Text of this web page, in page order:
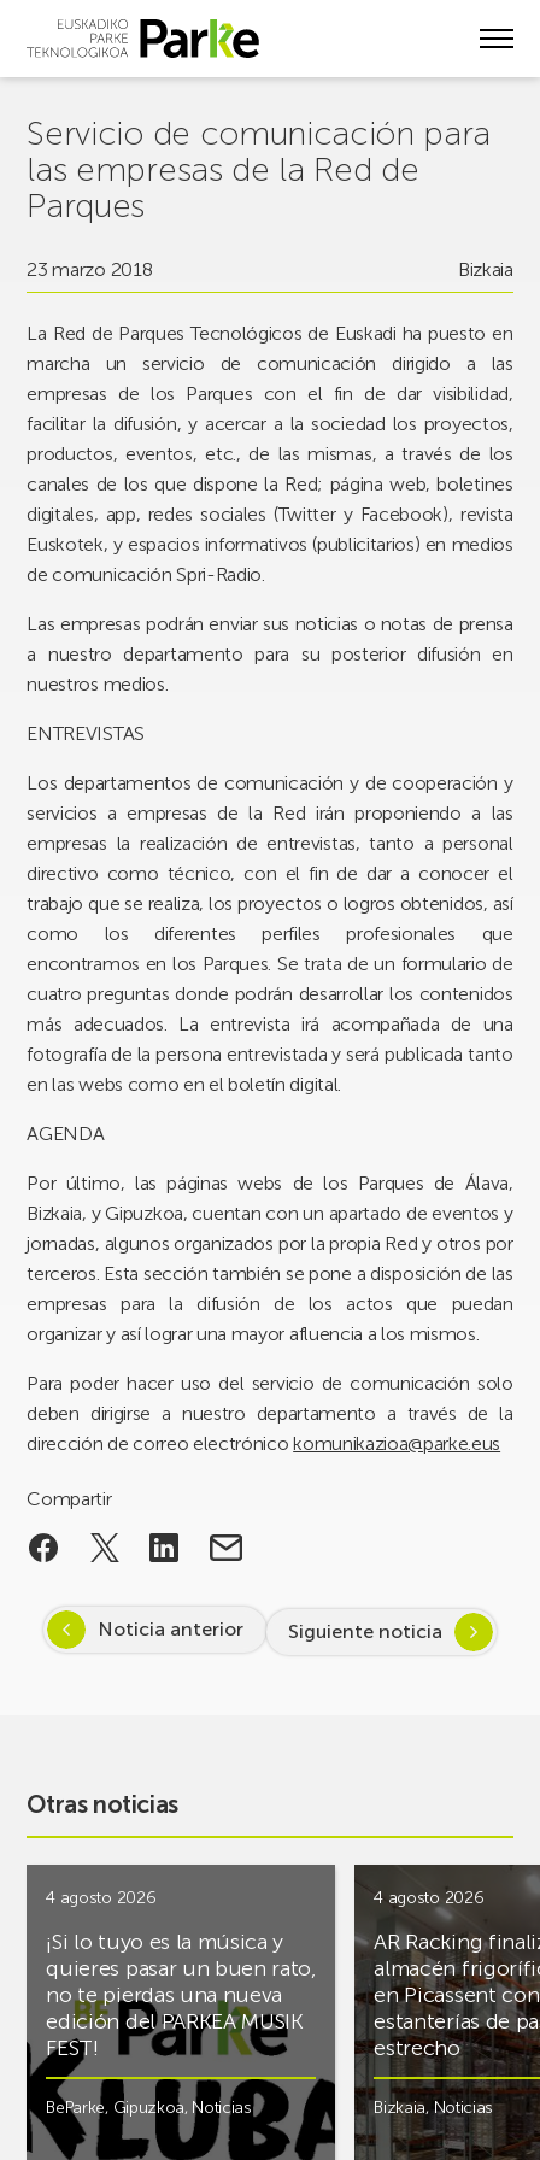
Servicio de comunicación para
las empresas de la Red de
Parques
23 marzo 2018 Bizkaia
La Red de Parques Tecnológicos de Euskadi ha puesto en
marcha un servicio de comunicación dirigido a las
empresas de los Parques con el fin de dar visibilidad,
facilitar la difusión, y acercar a la sociedad los proyectos,
productos, eventos, etc., de las mismas, a través de los
canales de los que dispone la Red; página web, boletines
digitales, app, redes sociales (Twitter y Facebook), revista
Euskotek, y espacios informativos (publicitarios) en medios
de comunicación Spri-Radio.
Las empresas podrán enviar sus noticias o notas de prensa
a nuestro departamento para su posterior difusión en
nuestros medios.
ENTREVISTAS
Los departamentos de comunicación y de cooperación y
servicios a empresas de la Red irán proponiendo a las
empresas la realización de entrevistas, tanto a personal
directivo como técnico, con el fin de dar a conocer el
trabajo que se realiza, los proyectos o logros obtenidos, así
como los diferentes perfiles profesionales que
encontramos en los Parques. Se trata de un formulario de
cuatro preguntas donde podrán desarrollar los contenidos
más adecuados. La entrevista irá acompañada de una
fotografía de la persona entrevistada y será publicada tanto
en las webs como en el boletín digital.
AGENDA
Por último, las páginas webs de los Parques de Álava,
Bizkaia, y Gipuzkoa, cuentan con un apartado de eventos y
jornadas, algunos organizados por la propia Red y otros por
terceros. Esta sección también se pone a disposición de las
empresas para la difusión de los actos que puedan
organizar y así lograr una mayor afluencia a los mismos.
Para poder hacer uso del servicio de comunicación solo
deben dirigirse a nuestro departamento a través de la
dirección de correo electrónicokomunikazioa@parke.eus
Compartir
Noticia anterior Siguiente noticia
Otras noticias
4 agosto 2026
¡Si lo tuyo es la música y
quieres pasar un buen rato,
no te pierdas una nueva
edición del PARKEA MUSIK
FEST!
BeParke, Gipuzkoa, Noticias
4 agosto 2026
AR Racking
almacén
en Picassent con
estanterías de
estrecho
Bizkaia,Noticias